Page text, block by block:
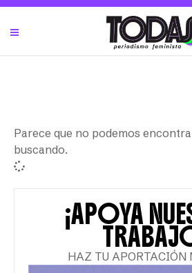
Parece que no podemos
buscando.
¡APOYA
HAZ TU APORTACIÓN